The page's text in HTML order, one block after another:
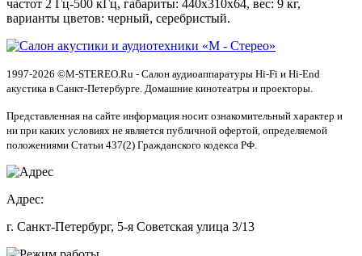
частот 2 Гц-500 кГц, габариты: 440x310x64, вес: 9 кг,
варианты цветов: черный, серебристый.
1997-2026 ©M-STEREO.Ru - Салон аудиоаппаратуры Hi-Fi и Hi-End
акустика в Санкт-Петербурге. Домашние кинотеатры и проекторы.
Представленная на сайте информация носит ознакомительный характер и
ни при каких условиях не является публичной офертой, определяемой
положениями Статьи 437(2) Гражданского кодекса РФ.
Адрес:
г. Санкт-Петербург, 5-я Советская улица 3/13